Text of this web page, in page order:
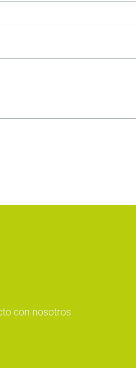
con nosotros